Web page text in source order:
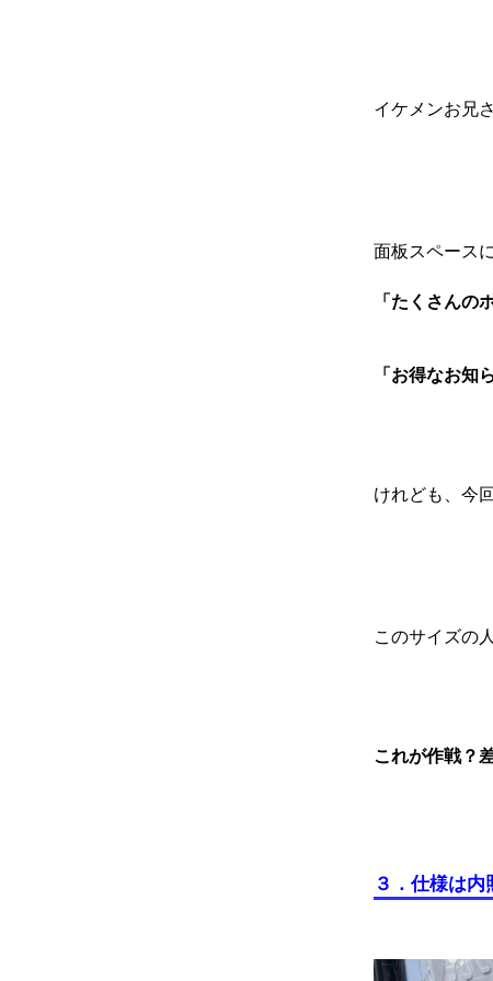
イケメンお兄
面板スペース
「たくさんの
「お得なお知
けれども、今
このサイズの
これが作戦？
３．仕様は